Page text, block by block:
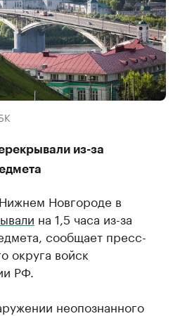
из-за
Новгороде в
на 1,5 часа из-за
сообщает ​пресс-
округа войск
РФ.
неопознанного